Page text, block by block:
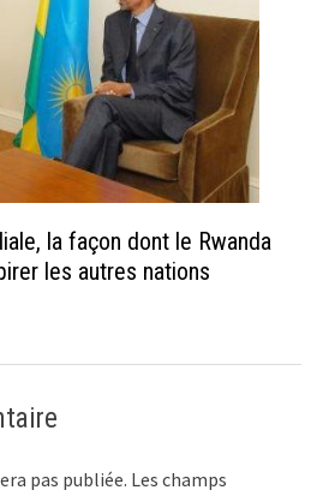
la façon dont le Rwanda
les autres nations
pas publiée. Les champs